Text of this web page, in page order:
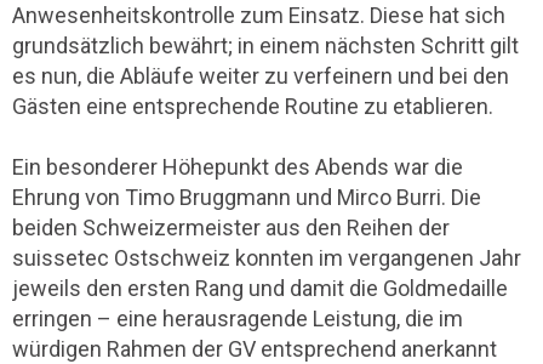
Anwesenheitskontrolle zum Einsatz. Diese hat sich
grundsätzlich bewährt; in einem nächsten Schritt gilt
es nun, die Abläufe weiter zu verfeinern und bei den
Gästen eine entsprechende Routine zu etablieren.
Ein besonderer Höhepunkt des Abends war die
Ehrung von Timo Bruggmann und Mirco Burri. Die
beiden Schweizermeister aus den Reihen der
suissetec Ostschweiz konnten im vergangenen Jahr
jeweils den ersten Rang und damit die Goldmedaille
erringen – eine herausragende Leistung, die im
würdigen Rahmen der GV entsprechend anerkannt